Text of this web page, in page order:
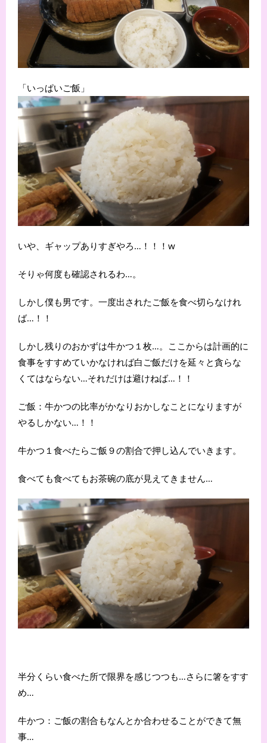
「いっぱいご飯」
いや、ギャップありすぎやろ…！！！w
そりゃ何度も確認されるわ…。
しかし僕も男です。一度出されたご飯を食べ切らなけれ
ば…！！
しかし残りのおかずは牛かつ１枚…。ここからは計画的に
食事をすすめていかなければ白ご飯だけを延々と貪らな
くてはならない…それだけは避けねば…！！
ご飯：牛かつの比率がかなりおかしなことになりますが
やるしかない…！！
牛かつ１食べたらご飯９の割合で押し込んでいきます。
食べても食べてもお茶碗の底が見えてきません…
半分くらい食べた所で限界を感じつつも…さらに箸をすす
め…
牛かつ：ご飯の割合もなんとか合わせることができて無
事…